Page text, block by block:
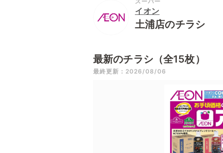
イオン
土浦店のチラシ
最新のチラシ（全15枚）
最終更新：2026/08/06